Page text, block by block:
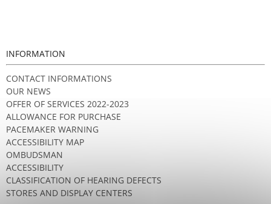
INFORMATION
CONTACT INFORMATIONS
OUR NEWS
OFFER OF SERVICES 2022-2023
ALLOWANCE FOR PURCHASE
PACEMAKER WARNING
ACCESSIBILITY MAP
OMBUDSMAN
ACCESSIBILITY
CLASSIFICATION OF HEARING DEFECTS
STORES AND DISPLAY CENTERS